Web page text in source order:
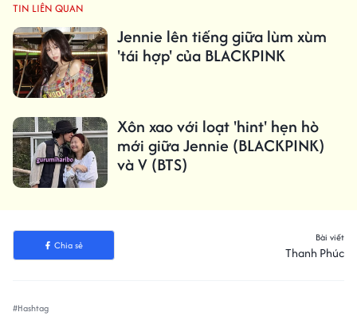
TIN LIÊN QUAN
Jennie lên tiếng giữa lùm xùm
'tái hợp' của BLACKPINK
Xôn xao với loạt 'hint' hẹn hò
mới giữa Jennie (BLACKPINK)
và V (BTS)
Chia sẻ
Bài viết
Thanh Phúc
#Hashtag